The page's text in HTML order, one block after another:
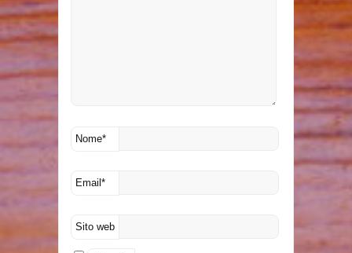
Nome*
Email*
Sito web